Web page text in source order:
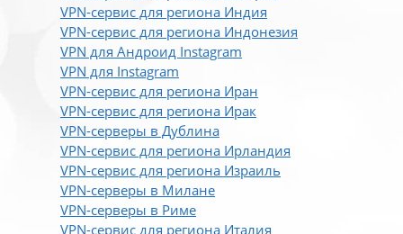
VPN-сервис для региона Индия
VPN-сервис для региона Индонезия
VPN для Андроид Instagram
VPN для Instagram
VPN-сервис для региона Иран
VPN-сервис для региона Ирак
VPN-серверы в Дублина
VPN-сервис для региона Ирландия
VPN-сервис для региона Израиль
VPN-серверы в Милане
VPN-серверы в Риме
VPN-сервис для региона Италия